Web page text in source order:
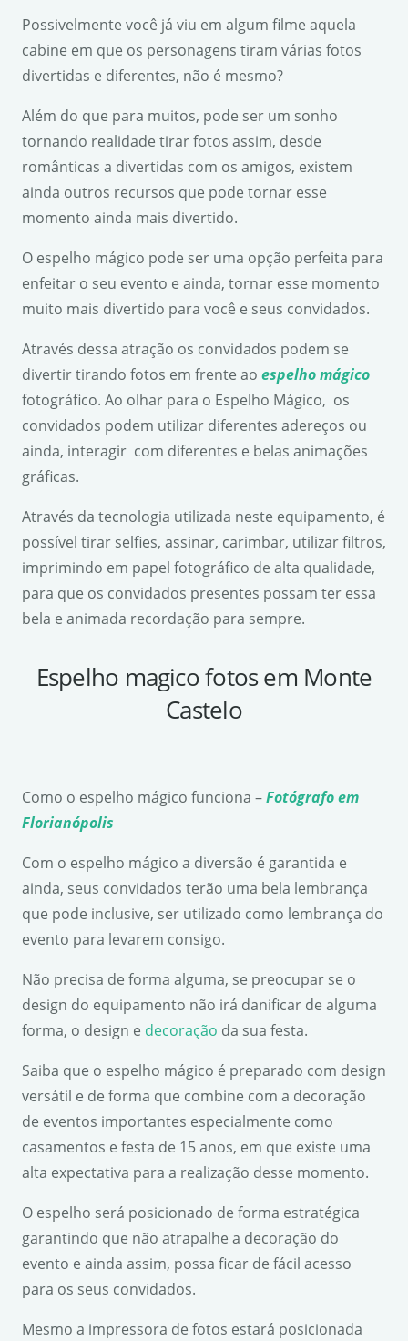
Possivelmente você já viu em algum filme aquela
cabine em que os personagens tiram várias fotos
divertidas e diferentes, não é mesmo?
Além do que para muitos, pode ser um sonho
tornando realidade tirar fotos assim, desde
românticas a divertidas com os amigos, existem
ainda outros recursos que pode tornar esse
momento ainda mais divertido.
O espelho mágico pode ser uma opção perfeita para
enfeitar o seu evento e ainda, tornar esse momento
muito mais divertido para você e seus convidados.
Através dessa atração os convidados podem se
divertir tirando fotos em frente ao espelho mágico
fotográfico. Ao olhar para o Espelho Mágico, os
convidados podem utilizar diferentes adereços ou
ainda, interagir com diferentes e belas animações
gráficas.
Através da tecnologia utilizada neste equipamento, é
possível tirar selfies, assinar, carimbar, utilizar filtros,
imprimindo em papel fotográfico de alta qualidade,
para que os convidados presentes possam ter essa
bela e animada recordação para sempre.
Espelho magico fotos em Monte
Castelo
Como o espelho mágico funciona –Fotógrafo em
Florianópolis
Com o espelho mágico a diversão é garantida e
ainda, seus convidados terão uma bela lembrança
que pode inclusive, ser utilizado como lembrança do
evento para levarem consigo.
Não precisa de forma alguma, se preocupar se o
design do equipamento não irá danificar de alguma
forma, o design e decoração da sua festa.
Saiba que o espelho mágico é preparado com design
versátil e de forma que combine com a decoração
de eventos importantes especialmente como
casamentos e festa de 15 anos, em que existe uma
alta expectativa para a realização desse momento.
O espelho será posicionado de forma estratégica
garantindo que não atrapalhe a decoração do
evento e ainda assim, possa ficar de fácil acesso
para os seus convidados.
Mesmo a impressora de fotos estará posicionada